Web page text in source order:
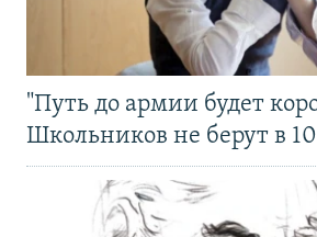
"Путь до армии будет
Школьников не берут в